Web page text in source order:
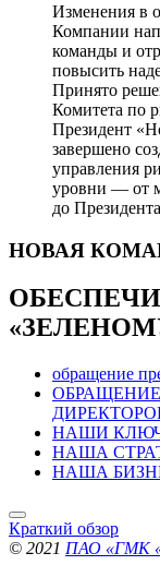
Изменения в
Компании
команды и
повысить
Принято
Комитета по
Президент
завершено
управления
уровни — от
до
НОВАЯ
обращение
НАШИ
НАША
НАША
Краткий обзор
© 2021 ПАО «ГМК